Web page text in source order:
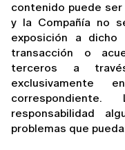
contenido puede
y la Compañía no
exposición a dicho
transacción o
terceros a
responsabilidad
problemas que